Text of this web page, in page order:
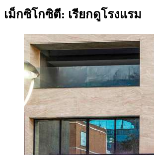
เม็กซิโกซิตี: เรียกดูโรงแรม